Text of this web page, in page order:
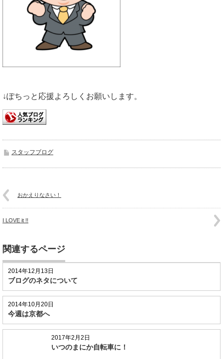
↓ぽちっと応援よろしくお願いします。
スタッフブログ
おかえりなさい！
I LOVE it !!
関連するページ
2014年12月13日
ブログのネタについて
2014年10月20日
今週は京都へ
2017年2月2日
いつのまにか自転車に！